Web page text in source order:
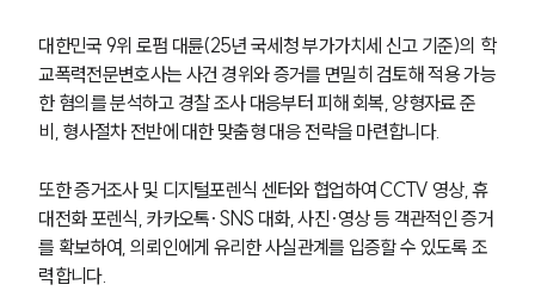
대한민국 9위 로펌 대륜(25년 국세청 부가가치세 신고 기준)의 학
교폭력전문변호사는 사건 경위와 증거를 면밀히 검토해 적용 가능
한 혐의를 분석하고 경찰 조사 대응부터 피해 회복, 양형자료 준
비, 형사절차 전반에 대한 맞춤형 대응 전략을 마련합니다.
또한 증거조사 및 디지털포렌식 센터와 협업하여 CCTV 영상, 휴
대전화 포렌식, 카카오톡·SNS 대화, 사진·영상 등 객관적인 증거
를 확보하여, 의뢰인에게 유리한 사실관계를 입증할 수 있도록 조
력합니다.